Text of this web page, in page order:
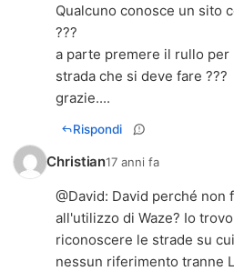
Qualcuno conosce un sito
???
a parte premere il rullo
strada che si deve fare ???
grazie....
Rispondi
Christian17 anni fa
@David: David perché non
all'utilizzo di Waze? Io
riconoscere le strade su
nessun riferimento tranne